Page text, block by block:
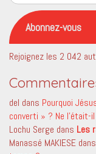
e-
mail
Abonnez-vous
Rejoignez les 2 042
del dans Pourquoi
converti » ? Ne l’était-
Lochu Serge dans Les
Manassé MAKIESE dans